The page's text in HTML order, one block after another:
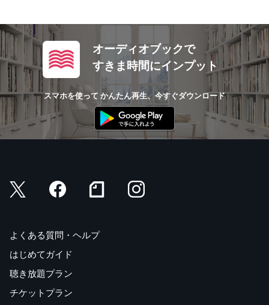
オーディオブックで
すきま時間にインプット
スマホを使って かんたん再生、今すぐダウンロード
よくある質問・ヘルプ
はじめてガイド
聴き放題プラン
チケットプラン